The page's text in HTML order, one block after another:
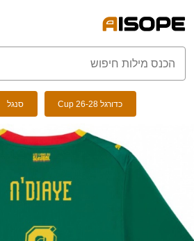
כדורגל Cup 26-28 סנגל